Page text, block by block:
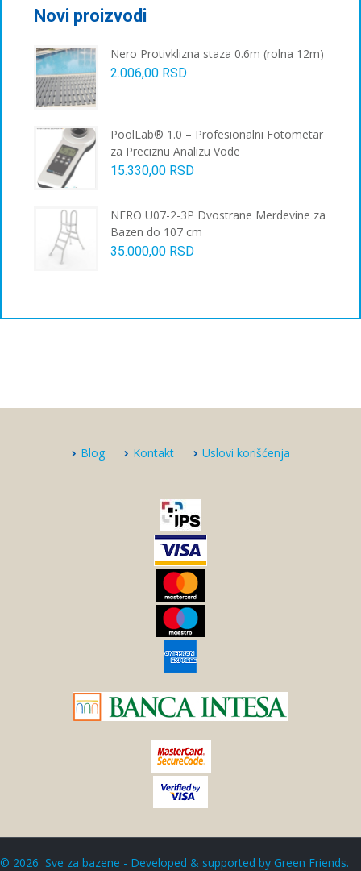
бити
изабране
страници
производа.
Novi proizvodi
Nero Protivklizna staza 0.6m (rolna 12m)
2.006,00 RSD
PoolLab® 1.0 – Profesionalni Fotometar
za Preciznu Analizu Vode
15.330,00 RSD
NERO U07-2-3P Dvostrane Merdevine za
Bazen do 107 cm
35.000,00 RSD
Blog Kontakt Uslovi korišćenja
© 2026 Sve za bazene - Developed & supported by Green Friends.